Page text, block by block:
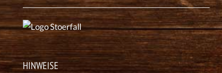
HINWEISE